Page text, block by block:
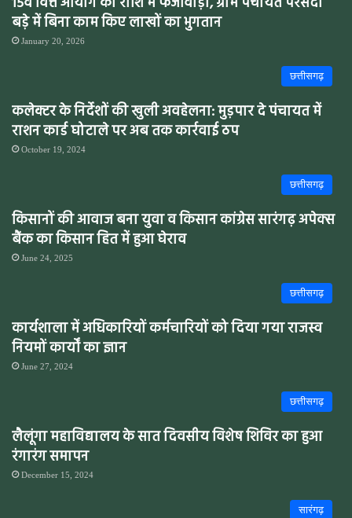
बड़े में बिना काम किए लाखों का भुगतान
January 20, 2026
छत्तीसगढ़
कलेक्टर के निर्देशों की खुली अवहेलना: मुड़पार दे पंचायत में
राशन कार्ड घोटाले पर अब तक कार्रवाई ठप
October 19, 2024
छत्तीसगढ़
किसानों की आवाज बना युवा व किसान कांग्रेस सारंगढ़ अपेक्स
बैंक का किसान हित में हुआ घेराव
June 24, 2025
छत्तीसगढ़
कार्यशाला में अधिकारियों कर्मचारियों को दिया गया राजस्व
नियमों कार्यों का ज्ञान
June 27, 2024
छत्तीसगढ़
लैलूंगा महाविद्यालय के सात दिवसीय विशेष शिविर का हुआ
रंगारंग समापन
December 15, 2024
सारंगढ़